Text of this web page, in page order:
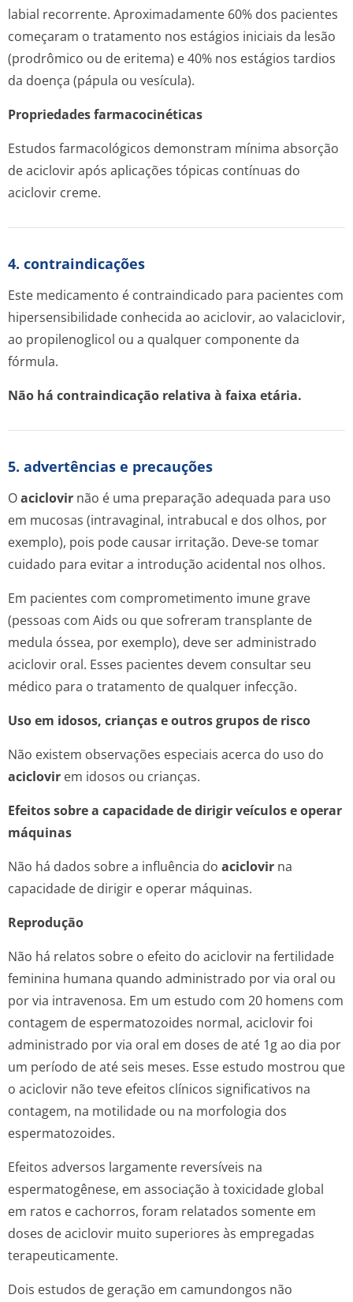
labial recorrente. Aproximadamente 60% dos pacientes
começaram o tratamento nos estágios iniciais da lesão
(prodrômico ou de eritema) e 40% nos estágios tardios
da doença (pápula ou vesícula).
Propriedades farmacocinéticas
Estudos farmacológicos demonstram mínima absorção
de aciclovir após aplicações tópicas contínuas do
aciclovir creme.
4. contraindicações
Este medicamento é contraindicado para pacientes com
hipersensibilidade conhecida ao aciclovir, ao valaciclovir,
ao propilenoglicol ou a qualquer componente da
fórmula.
Não há contraindicação relativa à faixa etária.
5. advertências e precauções
Oaciclovir não é uma preparação adequada para uso
em mucosas (intravaginal, intrabucal e dos olhos, por
exemplo), pois pode causar irritação. Deve-se tomar
cuidado para evitar a introdução acidental nos olhos.
Em pacientes com comprometimento imune grave
(pessoas com Aids ou que sofreram transplante de
medula óssea, por exemplo), deve ser administrado
aciclovir oral. Esses pacientes devem consultar seu
médico para o tratamento de qualquer infecção.
Uso em idosos, crianças e outros grupos de risco
Não existem observações especiais acerca do uso do
aciclovir em idosos ou crianças.
Efeitos sobre a capacidade de dirigir veículos e operar
máquinas
Não há dados sobre a influência do aciclovir na
capacidade de dirigir e operar máquinas.
Reprodução
Não há relatos sobre o efeito do aciclovir na fertilidade
feminina humana quando administrado por via oral ou
por via intravenosa. Em um estudo com 20 homens com
contagem de espermatozoides normal, aciclovir foi
administrado por via oral em doses de até 1g ao dia por
um período de até seis meses. Esse estudo mostrou que
o aciclovir não teve efeitos clínicos significativos na
contagem, na motilidade ou na morfologia dos
espermatozoides.
Efeitos adversos largamente reversíveis na
espermatogênese, em associação à toxicidade global
em ratos e cachorros, foram relatados somente em
doses de aciclovir muito superiores às empregadas
terapeuticamente.
Dois estudos de geração em camundongos não